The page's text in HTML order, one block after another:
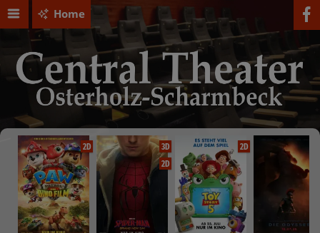
Home
2D
3D
2D
2D